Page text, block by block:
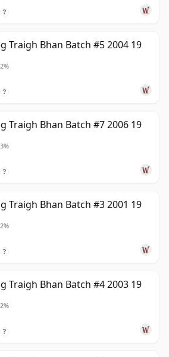
?
Traigh Bhan Batch #5 2004 19
?
Traigh Bhan Batch #7 2006 19
?
Traigh Bhan Batch #3 2001 19
?
Traigh Bhan Batch #4 2003 19
?